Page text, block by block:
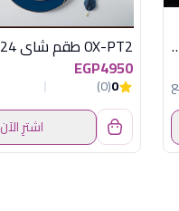
اكسفورد
EGP4950
0
(0)
اشترِ الآن